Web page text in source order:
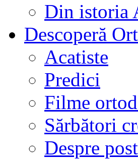
Din istoria
Descoperă
Acatiste
Predici
Filme
Sărbători
Despre post